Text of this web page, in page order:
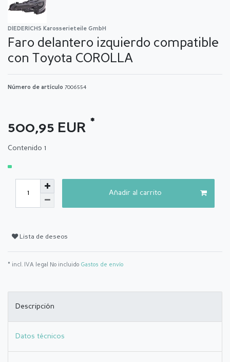
DIEDERICHS Karosserieteile GmbH
Faro delantero izquierdo compatible
con Toyota COROLLA
Número de artículo 7006554
500,95 EUR *
Contenido 1
Añadir al carrito
Lista de deseos
* incl. IVA legal No incluido Gastos de envío
Descripción
Datos técnicos